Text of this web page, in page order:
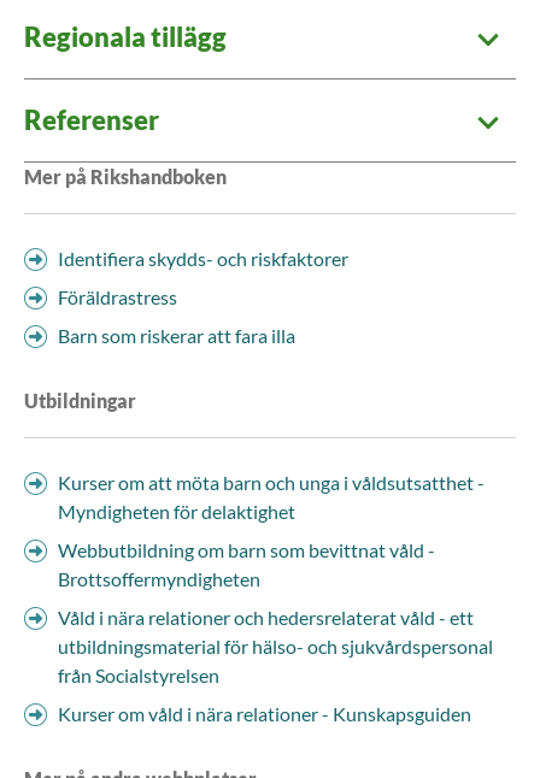
Regionala tillägg
Referenser
Mer på Rikshandboken
Identifiera skydds- och riskfaktorer
Föräldrastress
Barn som riskerar att fara illa
Utbildningar
Kurser om att möta barn och unga i våldsutsatthet -
Myndigheten för delaktighet
Webbutbildning om barn som bevittnat våld -
Brottsoffermyndigheten
Våld i nära relationer och hedersrelaterat våld - ett
utbildningsmaterial för hälso- och sjukvårdspersonal
från Socialstyrelsen
Kurser om våld i nära relationer - Kunskapsguiden